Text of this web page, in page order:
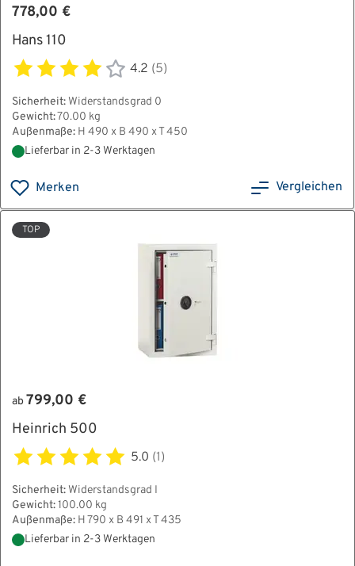
778,00 €
Hans 110
4.2 (5)
Sicherheit: Widerstandsgrad 0
Gewicht:70.00 kg
Außenmaße: H 490 x B 490 x T 450
Lieferbar in 2-3 Werktagen
Merken Vergleichen
TOP
ab 799,00 €
Heinrich 500
5.0 (1)
Sicherheit: Widerstandsgrad I
Gewicht:100.00 kg
Außenmaße: H 790 x B 491 x T 435
Lieferbar in 2-3 Werktagen